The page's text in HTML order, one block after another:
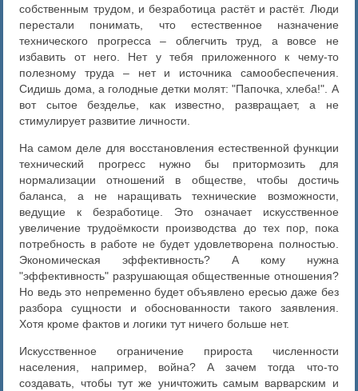
собственным трудом, и безработица растёт и растёт. Люди
перестали понимать, что естественное назначение
технического прогресса – облегчить труд, а вовсе не
избавить от него. Нет у тебя приложенного к чему-то
полезному труда – нет и источника самообеспечения.
Сидишь дома, а голодные детки молят: "Папочка, хлеба!". А
вот сытое безделье, как известно, развращает, а не
стимулирует развитие личности.
На самом деле для восстановления естественной функции
технический прогресс нужно бы притормозить для
нормализации отношений в обществе, чтобы достичь
баланса, а не наращивать технические возможности,
ведущие к безработице. Это означает искусственное
увеличение трудоёмкости производства до тех пор, пока
потребность в работе не будет удовлетворена полностью.
Экономическая эффективность? А кому нужна
"эффективность" разрушающая общественные отношения?
Но ведь это непременно будет объявлено ересью даже без
разбора сущности и обоснованности такого заявления.
Хотя кроме фактов и логики тут ничего больше нет.
Искусственное ограничение прироста численности
населения, например, война? А зачем тогда что-то
создавать, чтобы тут же уничтожить самым варварским и